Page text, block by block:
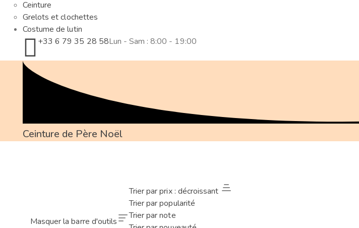
Ceinture
Grelots et clochettes
Costume de lutin
+33 6 79 35 28 58Lun - Sam : 8:00 - 19:00
Ceinture de Père Noël
Masquer la barre d'outils
Trier par prix : décroissant
Trier par popularité
Trier par note